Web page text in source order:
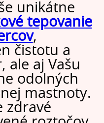
unikátne
tepovanie
,
čistotu a
ale aj Vašu
odolných
mastnoty.
zdravé